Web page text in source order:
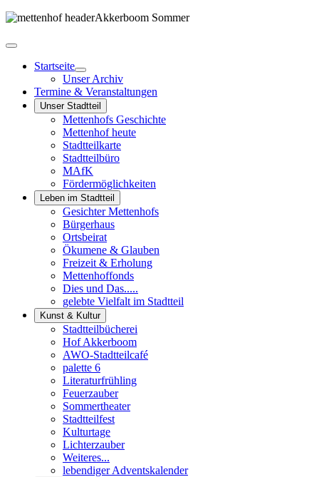
Startseite
Unser Archiv
Termine & Veranstaltungen
Unser Stadtteil
Mettenhofs Geschichte
Mettenhof heute
Stadtteilkarte
Stadtteilbüro
MAfK
Fördermöglichkeiten
Leben im Stadtteil
Gesichter Mettenhofs
Bürgerhaus
Ortsbeirat
Ökumene & Glauben
Freizeit & Erholung
Mettenhoffonds
Dies und Das.....
gelebte Vielfalt im Stadtteil
Kunst & Kultur
Stadtteilbücherei
Hof Akkerboom
AWO-Stadtteilcafé
palette 6
Literaturfrühling
Feuerzauber
Sommertheater
Stadtteilfest
Kulturtage
Lichterzauber
Weiteres...
lebendiger Adventskalender